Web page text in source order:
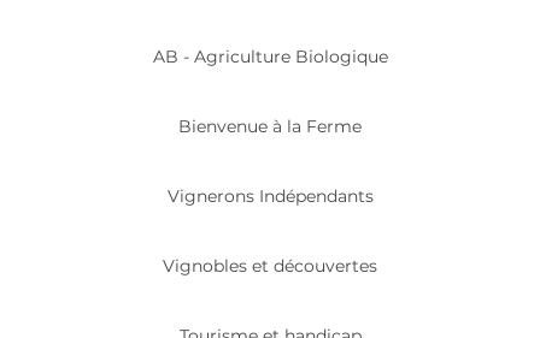
AB - Agriculture Biologique
Bienvenue à la Ferme
Vignerons Indépendants
Vignobles et découvertes